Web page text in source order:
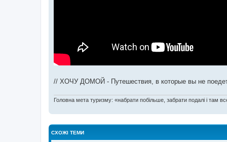
// ХОЧУ ДОМОЙ - Путешествия, в которые вы не
Головна мета туризму: «набрати побільше, забрати подалі і там
СХОЖІ ТЕМИ